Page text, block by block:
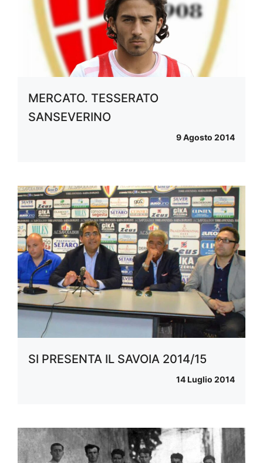
MERCATO. TESSERATO
SANSEVERINO
9 Agosto 2014
SI PRESENTA IL SAVOIA 2014/15
14 Luglio 2014